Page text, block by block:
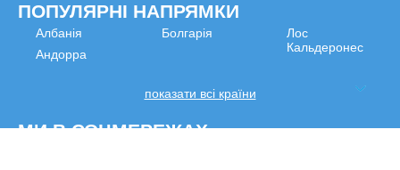
ПОПУЛЯРНІ НАПРЯМКИ
Албанія
Андорра
Болгарія
Лос
Кальдеронес
показати всі країни
МИ В СОЦМЕРЕЖАХ